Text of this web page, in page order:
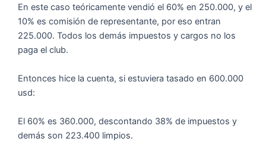
En este caso teóricamente vendió el 60% en 250.000, y el
10% es comisión de representante, por eso entran
225.000. Todos los demás impuestos y cargos no los
paga el club.
Entonces hice la cuenta, si estuviera tasado en 600.000
usd:
El 60% es 360.000, descontando 38% de impuestos y
demás son 223.400 limpios.